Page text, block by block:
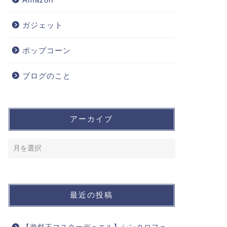
ガジェット
ポップコーン
ブログのこと
アーカイブ
最近の投稿